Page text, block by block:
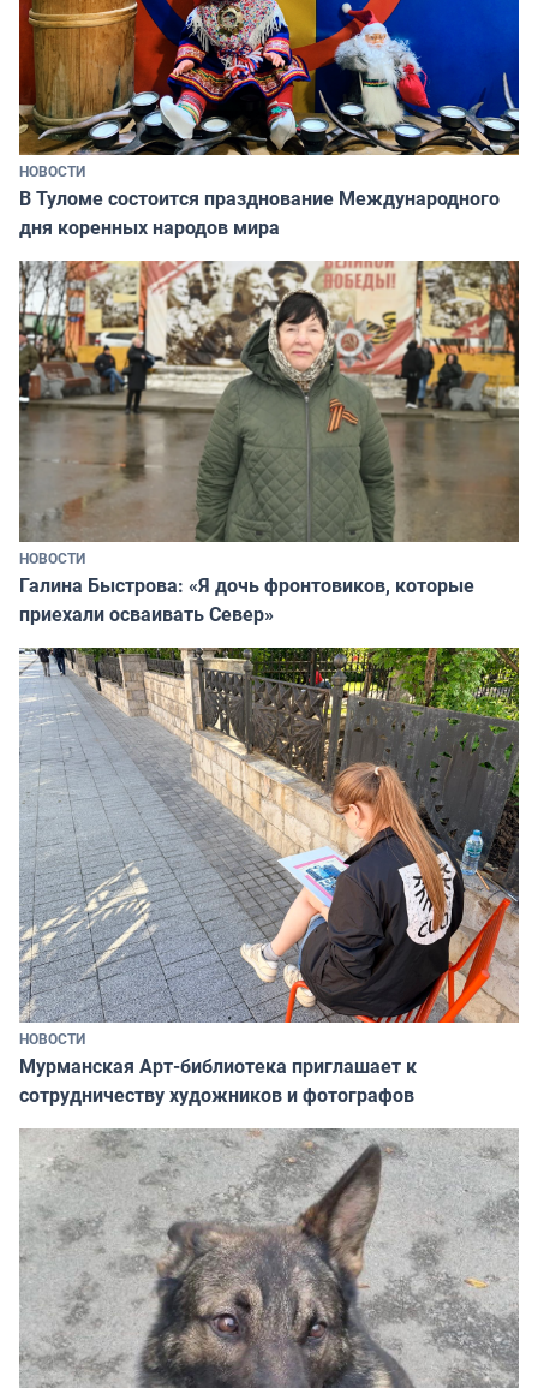
НОВОСТИ
В Туломе состоится празднование Международного
дня коренных народов мира
НОВОСТИ
Галина Быстрова: «Я дочь фронтовиков, которые
приехали осваивать Север»
НОВОСТИ
Мурманская Арт-библиотека приглашает к
сотрудничеству художников и фотографов